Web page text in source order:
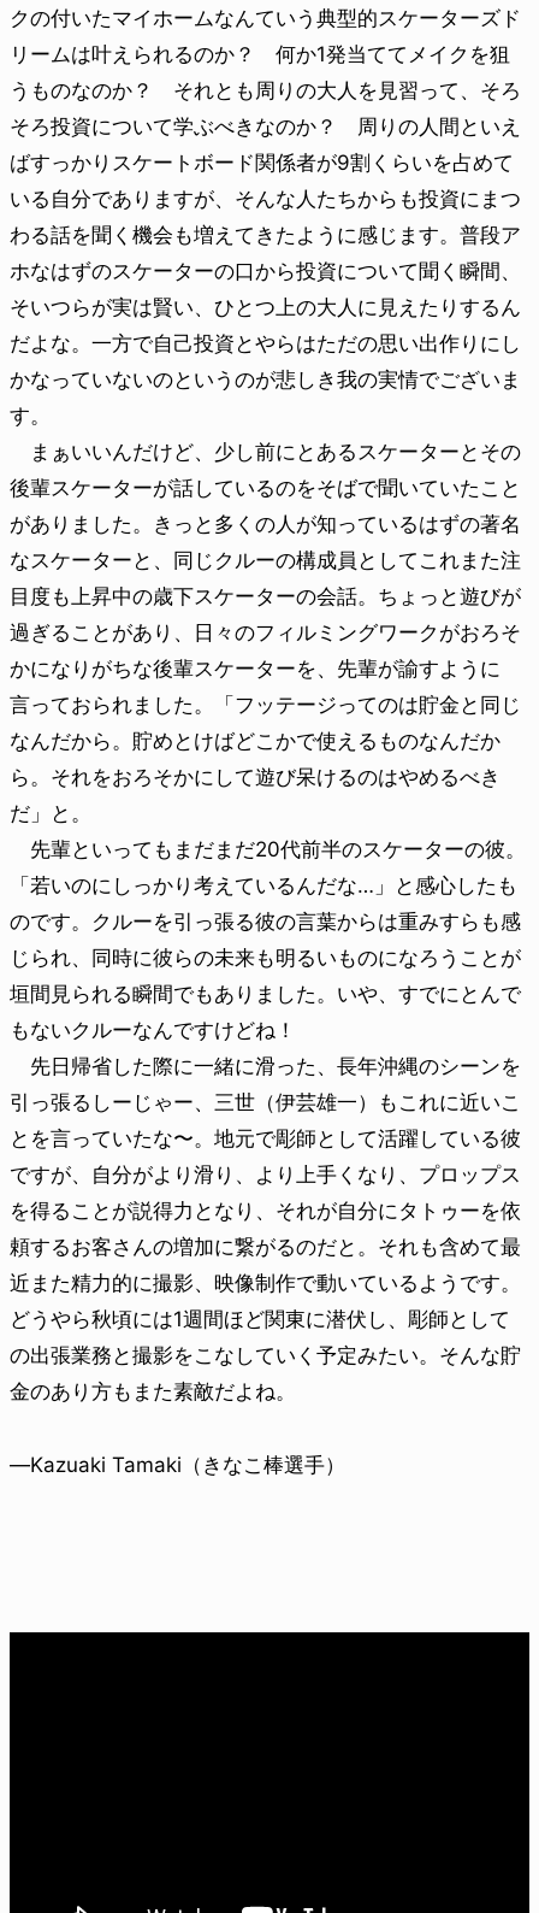
クの付いたマイホームなんていう典型的スケーターズド
リームは叶えられるのか？ 何か1発当ててメイクを狙
うものなのか？ それとも周りの大人を見習って、そろ
そろ投資について学ぶべきなのか？ 周りの人間といえ
ばすっかりスケートボード関係者が9割くらいを占めて
いる自分でありますが、そんな人たちからも投資にまつ
わる話を聞く機会も増えてきたように感じます。普段ア
ホなはずのスケーターの口から投資について聞く瞬間、
そいつらが実は賢い、ひとつ上の大人に見えたりするん
だよな。一方で自己投資とやらはただの思い出作りにし
かなっていないのというのが悲しき我の実情でございま
す。
まぁいいんだけど、少し前にとあるスケーターとその
後輩スケーターが話しているのをそばで聞いていたこと
がありました。きっと多くの人が知っているはずの著名
なスケーターと、同じクルーの構成員としてこれまた注
目度も上昇中の歳下スケーターの会話。ちょっと遊びが
過ぎることがあり、日々のフィルミングワークがおろそ
かになりがちな後輩スケーターを、先輩が諭すように
言っておられました。「フッテージってのは貯金と同じ
なんだから。貯めとけばどこかで使えるものなんだか
ら。それをおろそかにして遊び呆けるのはやめるべき
だ」と。
先輩といってもまだまだ20代前半のスケーターの彼。
「若いのにしっかり考えているんだな…」と感心したも
のです。クルーを引っ張る彼の言葉からは重みすらも感
じられ、同時に彼らの未来も明るいものになろうことが
垣間見られる瞬間でもありました。いや、すでにとんで
もないクルーなんですけどね！
先日帰省した際に一緒に滑った、長年沖縄のシーンを
引っ張るしーじゃー、三世（伊芸雄一）もこれに近いこ
とを言っていたな〜。地元で彫師として活躍している彼
ですが、自分がより滑り、より上手くなり、プロップス
を得ることが説得力となり、それが自分にタトゥーを依
頼するお客さんの増加に繋がるのだと。それも含めて最
近また精力的に撮影、映像制作で動いているようです。
どうやら秋頃には1週間ほど関東に潜伏し、彫師として
の出張業務と撮影をこなしていく予定みたい。そんな貯
金のあり方もまた素敵だよね。
—Kazuaki Tamaki（きなこ棒選手）